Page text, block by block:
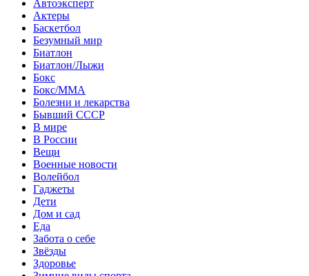
Автоэксперт
Актеры
Баскетбол
Безумный мир
Биатлон
Биатлон/Лыжи
Бокс
Бокс/MMA
Болезни и лекарства
Бывший СССР
В мире
В России
Вещи
Военные новости
Волейбол
Гаджеты
Дети
Дом и сад
Еда
Забота о себе
Звёзды
Здоровье